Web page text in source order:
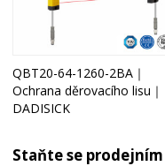
QBT20-64-1260-2BA｜
Ochrana děrovacího lisu｜
DADISICK
Staňte se